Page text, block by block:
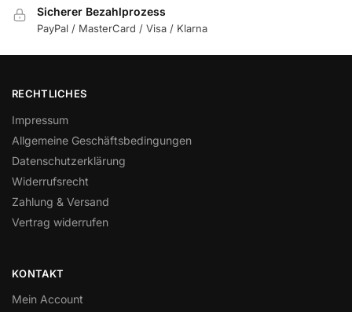
Sicherer Bezahlprozess
PayPal / MasterCard / Visa / Klarna
RECHTLICHES
Impressum
Allgemeine Geschäftsbedingungen
Datenschutzerklärung
Widerrufsrecht
Zahlung & Versand
Vertrag widerrufen
KONTAKT
Mein Account